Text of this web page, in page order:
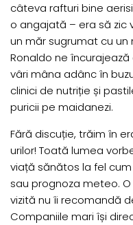
câteva rafturi bine
o angajată – era să zic
un măr sugrumat cu un
Ronaldo ne
vâri mâna adânc în
clinici de nutriție și
puricii pe maidanezi.
Fără discuție, trăim în
urilor! Toată lumea
viață sănătos la fel
sau prognoza meteo.
vizită nu îi recomandă
Companiile mari își